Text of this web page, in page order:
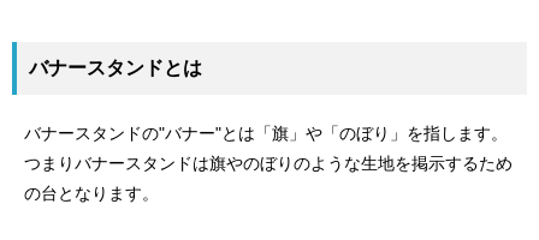
バナースタンドとは
バナースタンドの"バナー"とは「旗」や「のぼり」を指します。
つまりバナースタンドは旗やのぼりのような生地を掲示するため
の台となります。